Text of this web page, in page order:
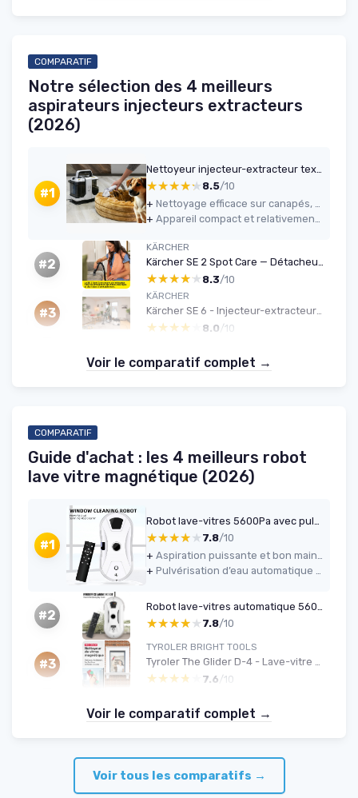
COMPARATIF
Notre sélection des 4 meilleurs
aspirateurs injecteurs extracteurs
(2026)
#1 ★★★★★
★★★★★ 8.5/10
+
+
#2
KÄRCHER
Kärcher SE 2 Spot Care — Détacheur 450 W, 1,5 L
★★★★★
★★★★★ 8.3/10
#3
KÄRCHER
Kärcher SE 6 - Injecteur-extracteur 4 L, Flexible 2-en-1, Accessoires inclus
★★★★★
★★★★★ 8.0 /10
Voir le comparatif complet →
COMPARATIF
Guide d'achat : les 4 meilleurs robot
lave vitre magnétique (2026)
#1 ★★★★★
★★★★★ 7.8/10
+
+
#2 ★★★★★
★★★★★ 7.8/10
#3
TYROLER BRIGHT TOOLS
Tyroler The Glider D-4 - Lave-vitre magnétique double vitrage
★★★★★
★★★★★ 7.6 /10
Voir le comparatif complet →
Voir tous les comparatifs →